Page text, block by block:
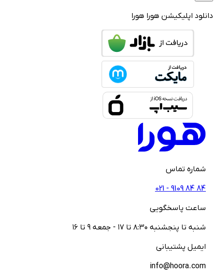
اپلیکیشن هوراهورا
تماس
021 - ‎9109‎
پاسخگویی
۸:۳۰ تا ۱۷ - جمعه ۹ تا ۱۶
پشتیبانی